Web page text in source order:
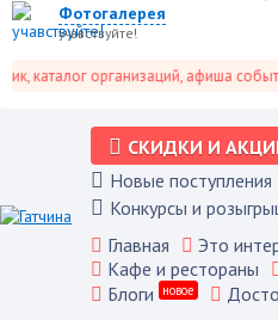
Фотогалерея
учавствуйте!
каталог организаций, афиша событий
СКИДКИ И
Новые поступления
Конкурсы и
Главная Это
Кафе и рестораны
Блоги
новое